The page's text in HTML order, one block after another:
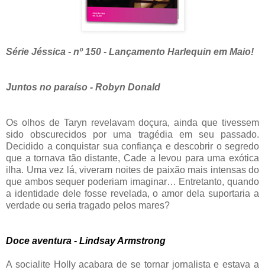
Série Jéssica - nº 150 - Lançamento Harlequin em Maio!
Juntos no paraíso - Robyn Donald
Os olhos de Taryn revelavam doçura, ainda que tivessem
sido obscurecidos por uma tragédia em seu passado.
Decidido a conquistar sua confiança e descobrir o segredo
que a tornava tão distante, Cade a levou para uma exótica
ilha. Uma vez lá, viveram noites de paixão mais intensas do
que ambos sequer poderiam imaginar… Entretanto, quando
a identidade dele fosse revelada, o amor dela suportaria a
verdade ou seria tragado pelos mares?
Doce aventura - Lindsay Armstrong
A socialite Holly acabara de se tornar jornalista e estava a